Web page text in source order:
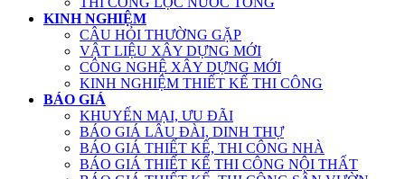
KINH NGHIỆM
CÂU HỎI THƯỜNG GẶP
VẬT LIỆU XÂY DỰNG MỚI
CÔNG NGHỆ XÂY DỰNG MỚI
KINH NGHIỆM THIẾT KẾ THI CÔNG
BÁO GIÁ
KHUYẾN MẠI, ƯU ĐÃI
BÁO GIÁ LÂU ĐÀI, DINH THỰ
BÁO GIÁ THIẾT KẾ, THI CÔNG NHÀ
BÁO GIÁ THIẾT KẾ THI CÔNG NỘI THẤT